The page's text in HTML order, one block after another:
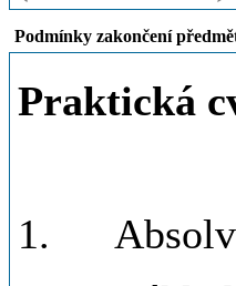
Podmínky zakončení
Praktická
1.